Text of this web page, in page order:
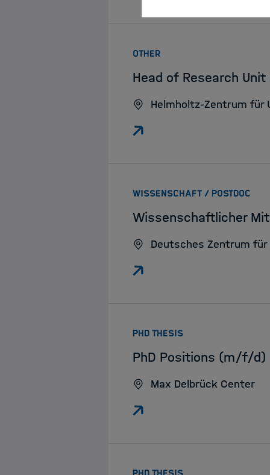
OTHER
Head of Research
Helmholtz-Zentrum für
WISSENSCHAFT / POSTDOC
Wissenschaftlicher
Deutsches Zentrum für
PHD THESIS:
PhD Positions (m/f/d)
Max Delbrück Center
: